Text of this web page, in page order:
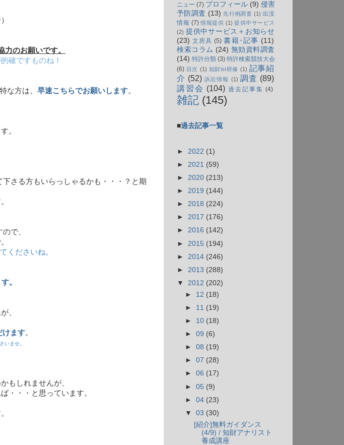
力のお願いです。
確ですものね！
な方は、 早速こちらでお願いします。
。
さる方もいらっしゃるかも・・・？と期
で、
くださいね。
。
、
けます。
いませ。
もしれませんが、
・・・と思っています。
ニュー (7) プロフィール (9) 侵害
予防調査 (13) 先行例調査 (1) 出没
情報 (7) 情報提供 (1) 提供中サービス
(2) 提供中サービス＋お知らせ
(23) 文房具 (5) 書籍･記事 (11)
検索コラム (24) 無効資料調査
(14) 特許分類 (3) 特許検索競技大会
(6) 目次 (1) 知財ist研修 (1) 記事紹
介 (52) 訴訟情報 (1) 調査 (89)
講習会 (104) 過去記事集 (4)
雑記 (145)
■過去記事一覧
► 2022 (1)
► 2021 (59)
► 2020 (213)
► 2019 (144)
► 2018 (224)
► 2017 (176)
► 2016 (142)
► 2015 (194)
► 2014 (246)
► 2013 (288)
▼ 2012 (202)
► 12 (18)
► 11 (19)
► 10 (18)
►09 (6)
►08 (19)
►07 (28)
►06 (17)
►05 (9)
►04 (23)
▼03 (30)
[紹介]無料ガイダンス
(4/9) / 知財アナリスト
養成講座